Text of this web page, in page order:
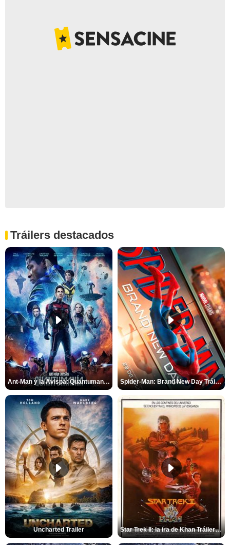
Tráilers destacados
Ant-Man y la Avispa: Quantumanía Tráiler (2) Spider-Man: Brand New Day Tráiler (3)
Uncharted Trailer Star Trek II: la ira de Khan Tráiler VO